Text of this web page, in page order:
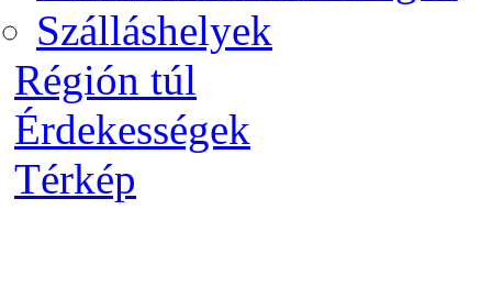
Szálláshelyek
Régión túl
Érdekességek
Térkép